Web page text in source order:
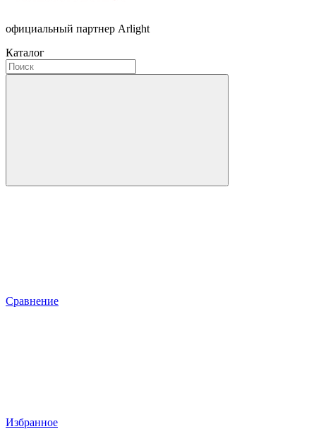
официальный партнер Arlight
Каталог
Сравнение
Избранное